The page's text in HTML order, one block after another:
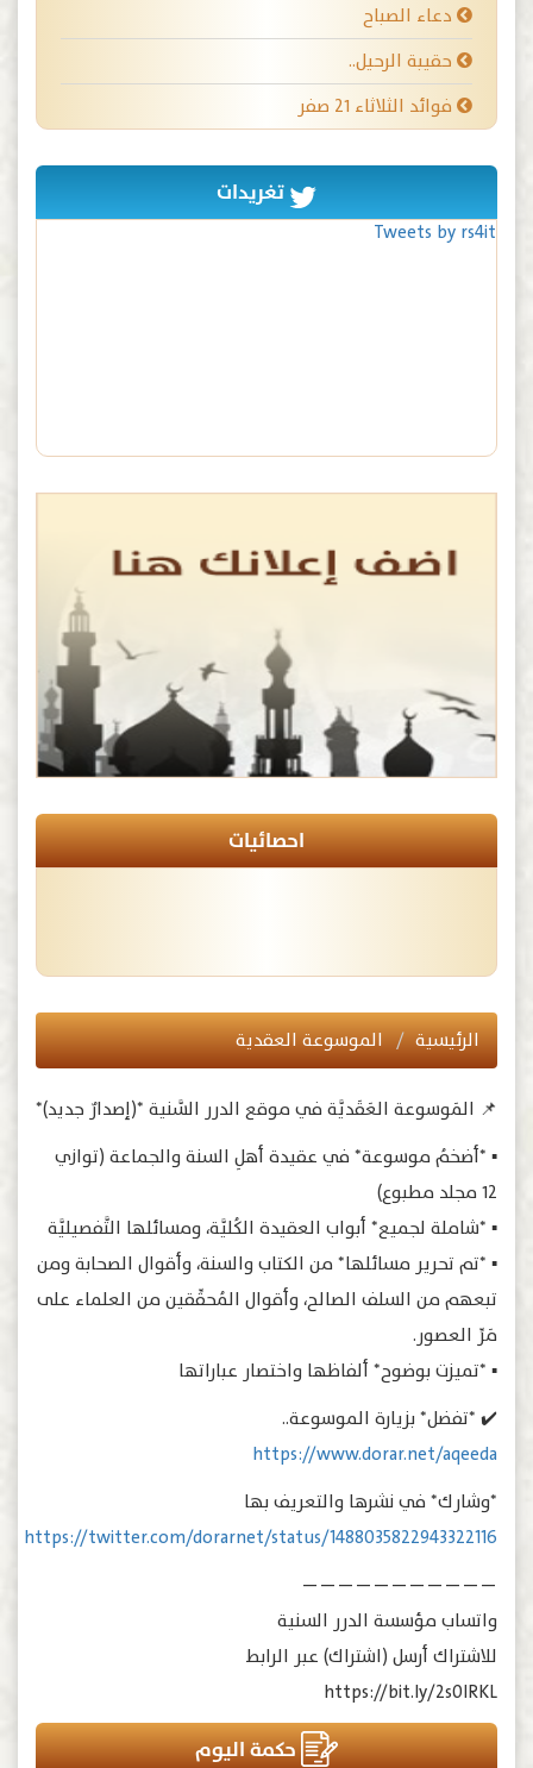
دعاء الصباح
حقيبة الرحيل..
فوائد الثلاثاء ٢١ صفر
تغريدات
Tweets by rs4it
احصائيات
الرئيسية الموسوعة العقدية
📌 المَوسوعة العَقَديَّة في موقع الدرر السَّنية *(إصدارٌ جديد)*
▪️ *أضخمُ موسوعة* في عقيدة أهلِ السنة والجماعة (توازي
١٢ مجلد مطبوع)
▪️ *شاملة لجميع* أبواب العقيدة الكُليَّة، ومسائلها التَّفصيليَّة
▪️ *تم تحرير مسائلها* من الكتاب والسنة، وأقوال الصحابة ومن
تبعهم من السلف الصالح، وأقوال المُحقِّقين من العلماء على
مَرِّ العصور.
▪️ *تميزت بوضوح* ألفاظها واختصار عباراتها
✔️ *تفضل* بزيارة الموسوعة..
https://www.dorar.net/aqeeda
*وشارك* في نشرها والتعريف بها
https://twitter.com/dorarnet/status/1488035822943322116
———————————
واتساب مؤسسة الدرر السنية
للاشتراك أرسل (اشتراك) عبر الرابط
https://bit.ly/2s0IRKL
حكمة اليوم